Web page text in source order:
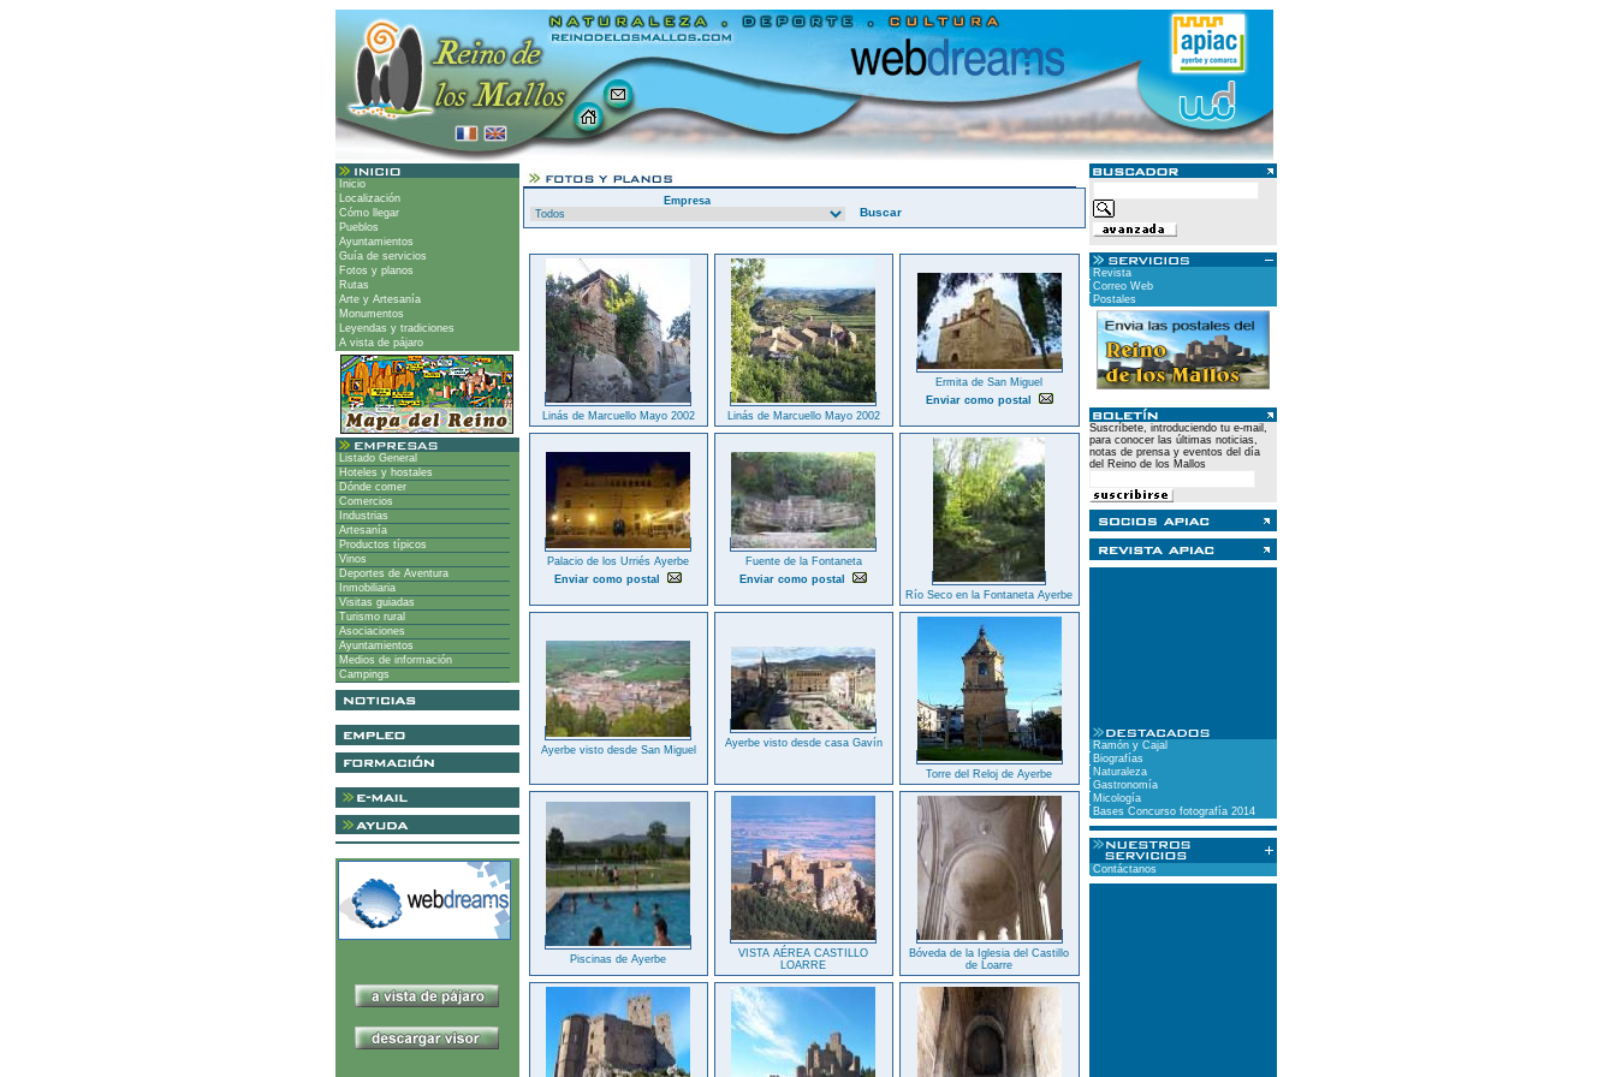
Inicio
Localización
Cómo llegar
Pueblos
Ayuntamientos
Guía de servicios
Fotos y planos
Rutas
Arte y Artesanía
Monumentos
Leyendas y tradiciones
A vista de pájaro
Listado General
Hoteles y hostales
Dónde comer
Comercios
Industrias
Artesanía
Productos típicos
Vinos
Deportes de Aventura
Inmobiliaria
Visitas guiadas
Turismo rural
Asociaciones
Ayuntamientos
Medios de información
Campings
Empresa
Linás de Marcuello Mayo 2002 Linás de Marcuello Mayo 2002
Ermita de San Miguel
Enviar como postal
Palacio de los Urriés Ayerbe
Enviar como postal
Fuente de la Fontaneta
Enviar como postal
Río Seco en la Fontaneta Ayerbe
Ayerbe visto desde San Miguel
Ayerbe visto desde casa Gavín
Torre del Reloj de Ayerbe
Piscinas de Ayerbe
VISTA AÉREA CASTILLO
LOARRE
Bóveda de la Iglesia del Castillo
de Loarre
Revista
Correo Web
Postales
Suscríbete, introduciendo tu e-mail,
para conocer las últimas noticias,
notas de prensa y eventos del día
del Reino de los Mallos
Ramón y Cajal
Biografías
Naturaleza
Gastronomía
Micología
Bases Concurso fotografía 2014
Contáctanos